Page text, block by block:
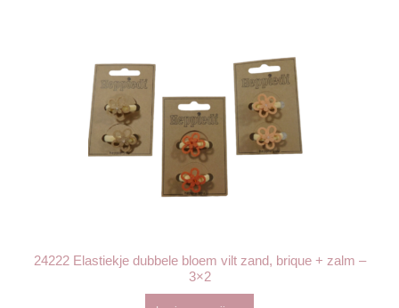
24222 Elastiekje dubbele bloem vilt zand, brique + zalm –
3×2